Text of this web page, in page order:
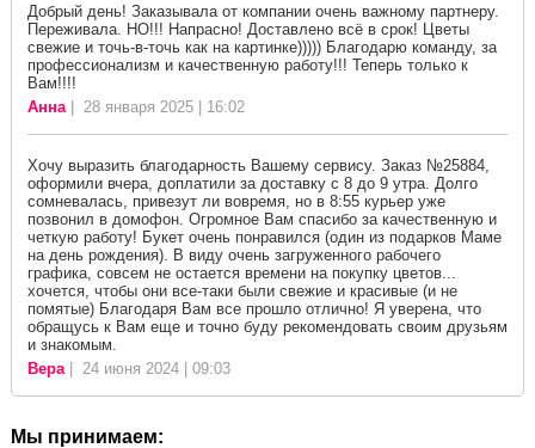
Добрый день! Заказывала от компании очень важному партнеру.
Переживала. НО!!! Напрасно! Доставлено всё в срок! Цветы
свежие и точь-в-точь как на картинке))))) Благодарю команду, за
профессионализм и качественную работу!!! Теперь только к
Вам!!!!
Анна| 28 января 2025 | 16:02
Хочу выразить благодарность Вашему сервису. Заказ №25884,
оформили вчера, доплатили за доставку с 8 до 9 утра. Долго
сомневалась, привезут ли вовремя, но в 8:55 курьер уже
позвонил в домофон. Огромное Вам спасибо за качественную и
четкую работу! Букет очень понравился (один из подарков Маме
на день рождения). В виду очень загруженного рабочего
графика, совсем не остается времени на покупку цветов...
хочется, чтобы они все-таки были свежие и красивые (и не
помятые) Благодаря Вам все прошло отлично! Я уверена, что
обращусь к Вам еще и точно буду рекомендовать своим друзьям
и знакомым.
Вера| 24 июня 2024 | 09:03
Мы принимаем: